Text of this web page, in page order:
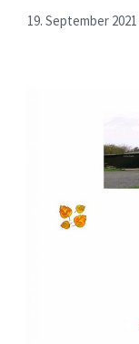
19. September 2021